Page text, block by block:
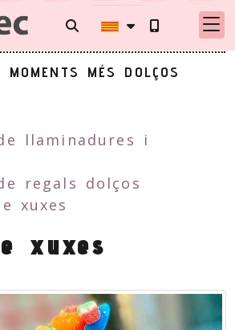
MOMENTS MÉS DOLÇOS
llaminadures i
regals dolços
xuxes
xuxes